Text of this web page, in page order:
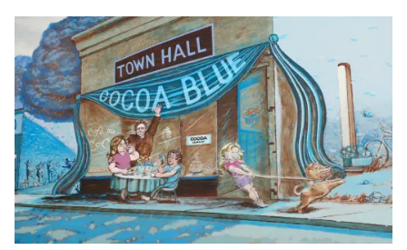
ココア・ブルー・チョコレートについてもっと読む